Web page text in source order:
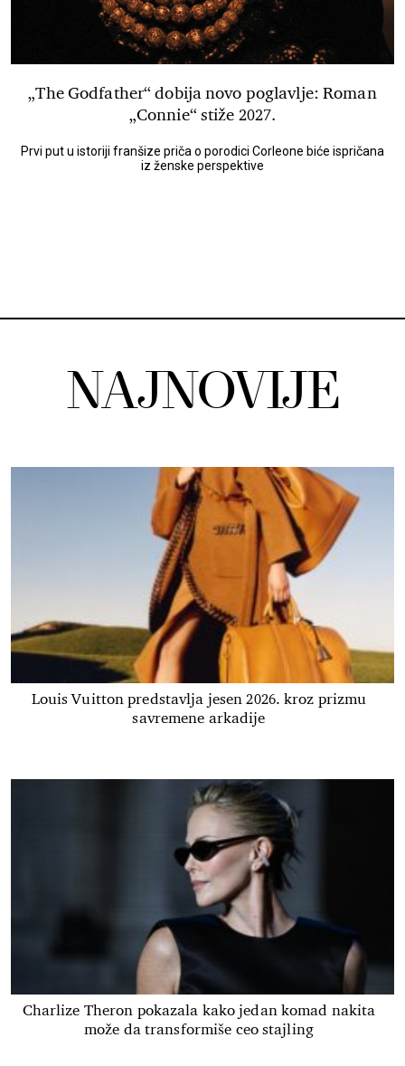
„The Godfather“ dobija novo poglavlje: Roman
„Connie“ stiže 2027.
Prvi put u istoriji franšize priča o porodici Corleone biće ispričana
iz ženske perspektive
NAJNOVIJE
Louis Vuitton predstavlja jesen 2026. kroz prizmu
savremene arkadije
Charlize Theron pokazala kako jedan komad nakita
može da transformiše ceo stajling